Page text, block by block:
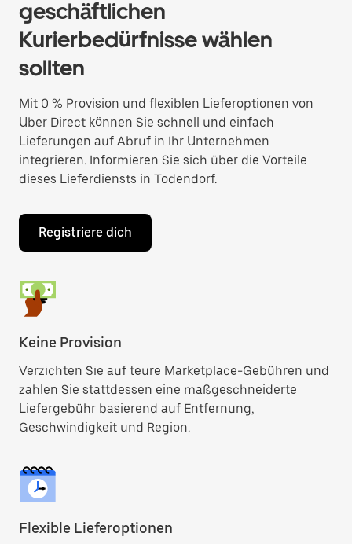
geschäftlichen
Kurierbedürfnisse wählen
sollten
Mit 0 % Provision und flexiblen Lieferoptionen von
Uber Direct können Sie schnell und einfach
Lieferungen auf Abruf in Ihr Unternehmen
integrieren. Informieren Sie sich über die Vorteile
dieses Lieferdiensts in Todendorf.
Registriere dich
Keine Provision
Verzichten Sie auf teure Marketplace-Gebühren und
zahlen Sie stattdessen eine maßgeschneiderte
Liefergebühr basierend auf Entfernung,
Geschwindigkeit und Region.
Flexible Lieferoptionen